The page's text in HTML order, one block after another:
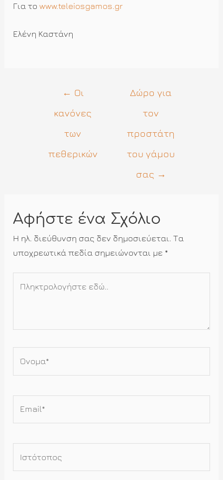
Για τοwww.teleiosgamos.gr
Ελένη Καστάνη
← Οι
κανόνες
των
πεθερικών
Δώρο για
τον
προστάτη
του γάμου
σας →
Αφήστε ένα Σχόλιο
Η ηλ. διεύθυνση σας δεν δημοσιεύεται. Τα
υποχρεωτικά πεδία σημειώνονται με *